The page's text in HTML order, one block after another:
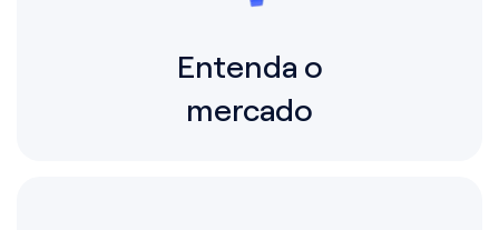
Entenda o
mercado